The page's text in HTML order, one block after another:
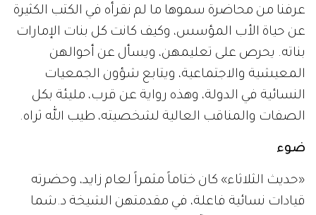
عرفنا من محاضرة سموها ما لم نقرأه في الكتب الكثيرة
عن حياة الأب المؤسس، وكيف كانت كل بنات الإمارات
بناته. يحرص على تعليمهن، ويسأل عن أحوالهن
المعيشية والاجتماعية، ويتابع شؤون الجمعيات
النسائية في الدولة، وهذه رواية عن قرب، مليئة بكل
الصفات والمناقب العالية لشخصيته، طيب الله ثراه.
ضوء
«حديث الثلاثاء» كان ختاماً مثمراً لعام زايد، وحضرته
قيادات نسائية فاعلة، في مقدمتهن الشيخة د.شما